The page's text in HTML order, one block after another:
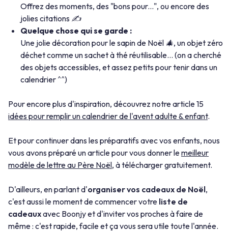
Offrez des moments, des "bons pour...", ou encore des
jolies citations ✍️
Quelque chose qui se garde :
Une jolie décoration pour le sapin de Noël 🎄, un objet zéro
déchet comme un sachet à thé réutilisable... (on a cherché
des objets accessibles, et assez petits pour tenir dans un
calendrier ^^)
Pour encore plus d'inspiration, découvrez notre article 15
idées pour remplir un calendrier de l'avent adulte & enfant.
Et pour continuer dans les préparatifs avec vos enfants, nous
vous avons préparé un article pour vous donner lemeilleur
modèle de lettre au Père Noël, à télécharger gratuitement.
D'ailleurs, en parlant d'organiser vos cadeaux de Noël,
c'est aussi le moment de commencer votre liste de
cadeauxavec Boonjy et d'inviter vos proches à faire de
même : c'est rapide, facile et ça vous sera utile toute l'année.